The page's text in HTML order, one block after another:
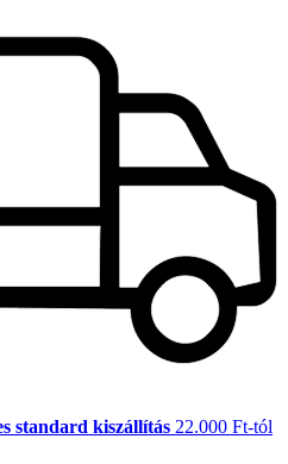
standard kiszállítás 22.000 Ft-tól